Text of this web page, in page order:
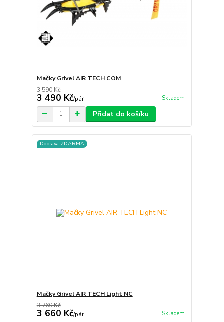
Mačky Grivel AIR TECH COM
3 590 Kč
3 490 Kč/pár Skladem
Přidat do košíku
Doprava ZDARMA
Mačky Grivel AIR TECH Light NC
3 760 Kč
3 660 Kč/pár Skladem